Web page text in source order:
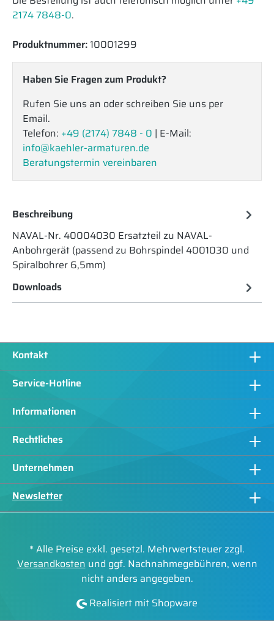
2174 7848-0.
Produktnummer:10001299
Haben Sie Fragen zum Produkt?
Rufen Sie uns an oder schreiben Sie uns per
Email.
Telefon: +49 (2174) 7848 - 0 | E-Mail:
info@kaehler-armaturen.de
Beratungstermin vereinbaren
Beschreibung
NAVAL-Nr. 40004030 Ersatzteil zu NAVAL-
Anbohrgerät (passend zu Bohrspindel 4001030 und
Spiralbohrer 6,5mm)
Downloads
Kontakt
Service-Hotline
Informationen
Rechtliches
Unternehmen
Newsletter
* Alle Preise exkl. gesetzl. Mehrwertsteuer zzgl.
Versandkostenund ggf. Nachnahmegebühren, wenn
nicht anders angegeben.
Realisiert mit Shopware